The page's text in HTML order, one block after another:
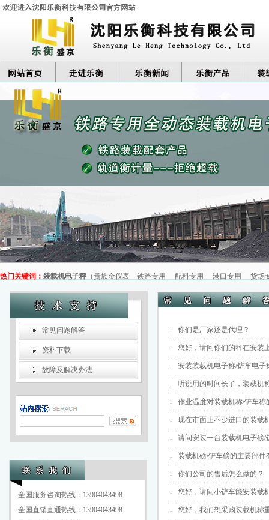
热门关键词： 装载机电子秤（贵族金仪表 铁路专用 配料专用 港口专用 货场
常见问题解答
资料下载
故障及解决办法
全国服务咨询热线：13904043498
全国直销直通热线：13904043498
你们是厂家还是代理？
您好，请问你们的秤在安装
安装装载机电子称/铲车电子
听说用的时间长了，装载机
作业温度对装载机称/铲车称
现在市面上不少进口的装载
请问安装一台装载机电子磅/
装载机磅/铲车磅的主要部件
你们公司的售后怎么做的？
您好，请问小铲车能安装载
您好，我们想采购装载机称